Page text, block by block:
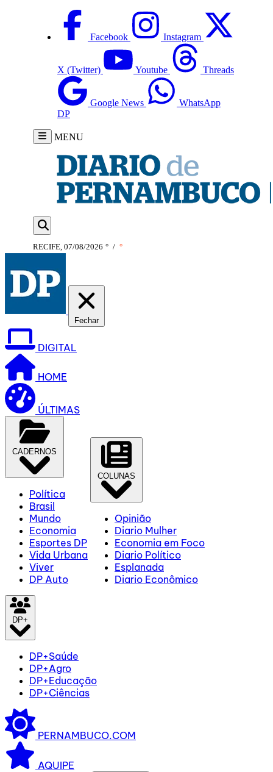
Facebook Instagram
X (Twitter) Youtube Threads
Google News
WhatsApp
DP
MENU
RECIFE, 07/08/2026 ° / °
Fechar
DIGITAL
HOME
ÚLTIMAS
CADERNOS
Política
Brasil
Mundo
Economia
Esportes DP
Vida Urbana
Viver
DP Auto
COLUNAS
Opinião
Diario Mulher
Economia em Foco
Diario Político
Esplanada
Diario Econômico
DP+
DP+Saúde
DP+Agro
DP+Educação
DP+Ciências
PERNAMBUCO.COM
AQUIPE